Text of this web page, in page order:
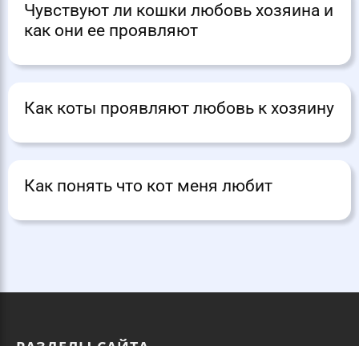
Чувствуют ли кошки любовь хозяина и
как они ее проявляют
Как коты проявляют любовь к хозяину
Как понять что кот меня любит